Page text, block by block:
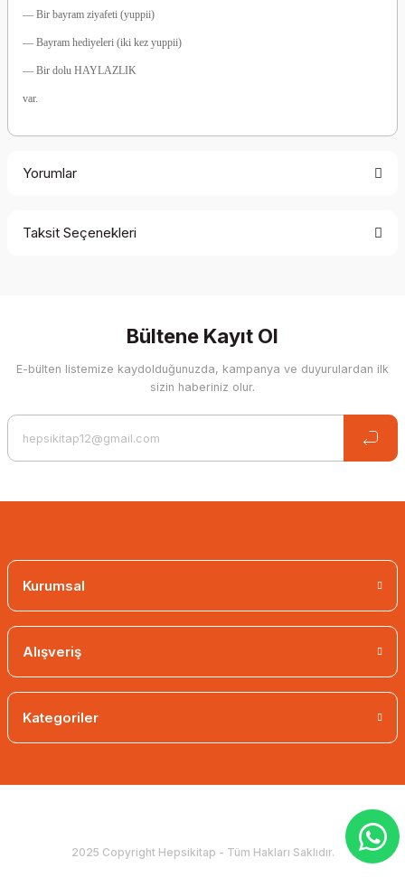
— Bir bayram ziyafeti (yuppii)
— Bayram hediyeleri (iki kez yuppii)
— Bir dolu HAYLAZLIK
var.
Yorumlar
Taksit Seçenekleri
Bültene Kayıt Ol
E-bülten listemize kaydolduğunuzda, kampanya ve duyurulardan ilk
sizin haberiniz olur.
Kurumsal
Alışveriş
Kategoriler
2025 Copyright Hepsikitap - Tüm Hakları Saklıdır.